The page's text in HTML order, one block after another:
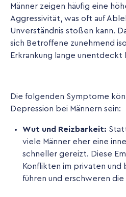
Männer zeigen häufig eine
Aggressivität, was oft auf
Unverständnis stoßen kann.
sich Betroffene zunehmend
Erkrankung lange unentdeckt
Die folgenden Symptome
Depression bei Männern sein:
Wut und Reizbarkeit:
viele Männer eher eine
schneller gereizt. Diese
Konflikten im privaten und
führen und erschweren die